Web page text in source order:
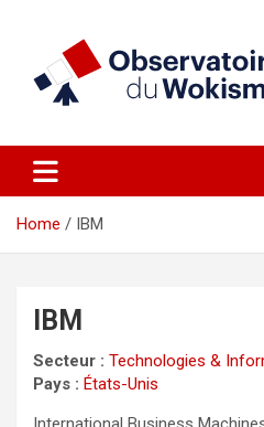
Observatoire
Home IBM
IBM
Secteur : Technologies &
Pays : États-Unis